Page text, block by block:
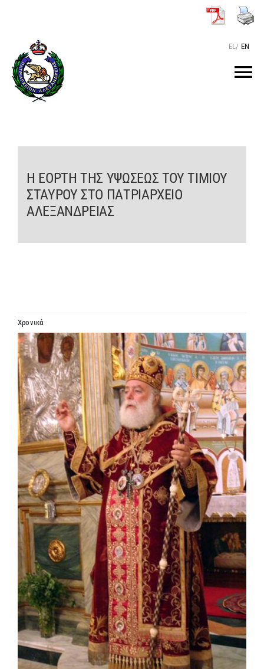
περιεχόμενο
EL/ EN
ΤΟ ΠΑΤΡΙΑΡΧΕΙΟ
MEDIA
ΕΝΗΜΕΡΩΣΗ
ΣΥΝΔΕΣΕΙΣ
Η ΕΟΡΤΗ ΤΗΣ ΥΨΩΣΕΩΣ ΤΟΥ ΤΙΜΙΟΥ
ΣΤΑΥΡΟΥ ΣΤΟ ΠΑΤΡΙΑΡΧΕΙΟ
ΑΛΕΞΑΝΔΡΕΙΑΣ
Χρονικά
Προβολή
μεγαλύτερης
εικόνας